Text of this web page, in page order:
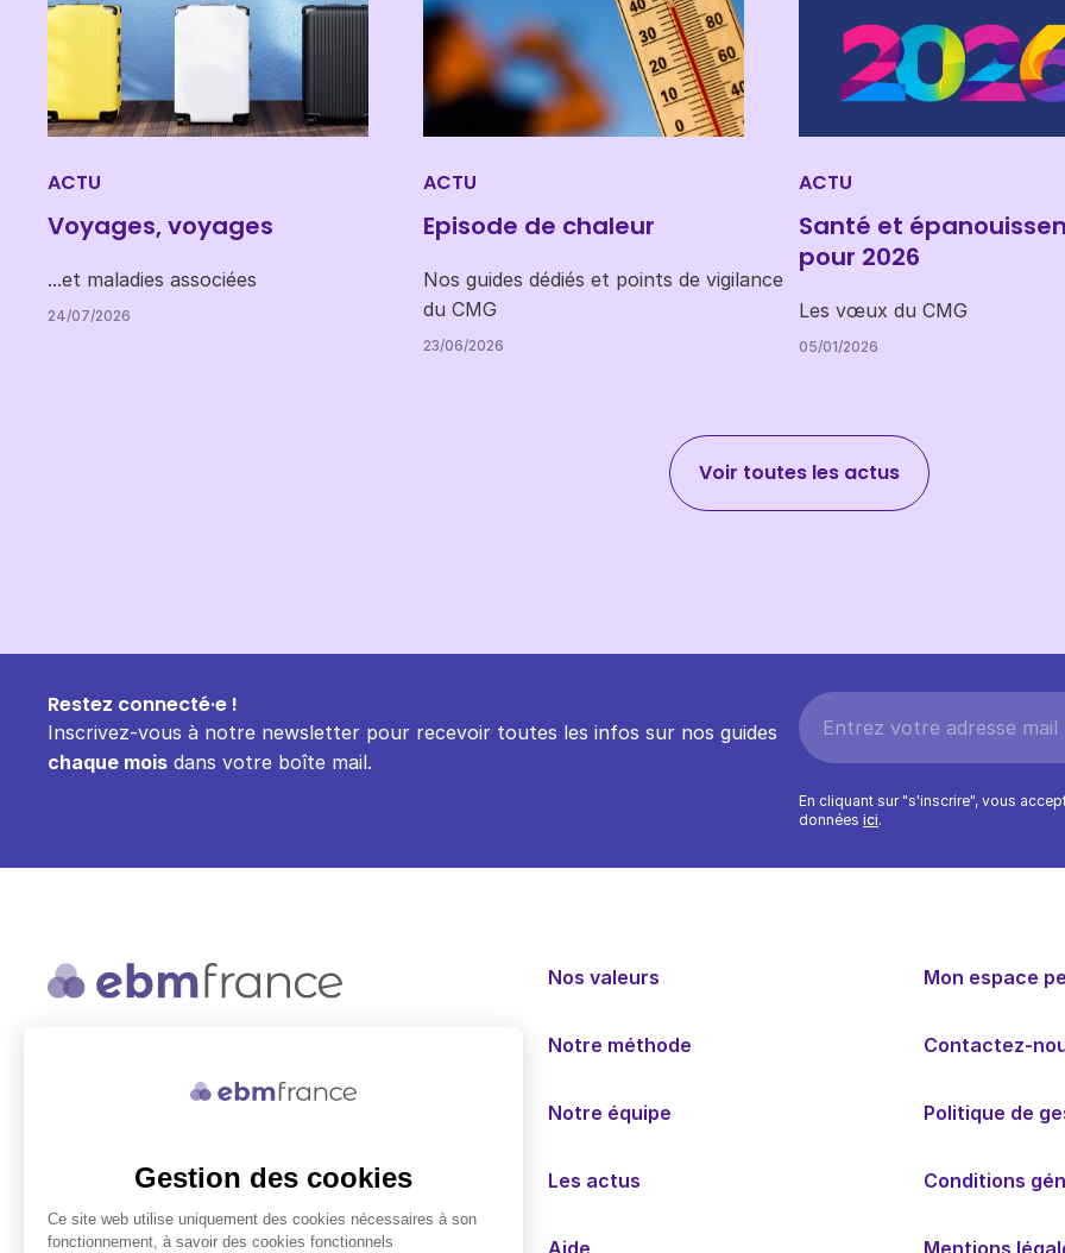
ACTU
Voyages, voyages
...et maladies associées
24/07/2026
ACTU
Episode de chaleur
Nos guides dédiés et points de vigilance
du CMG
23/06/2026
ACTU
Santé et
pour 2026
Les vœux du CMG
05/01/2026
Voir toutes les actus
Restez connecté·e !
Inscrivez-vous à notre newsletter pour recevoir toutes les infos sur nos guides
chaque mois dans votre boîte mail.
En cliquant sur "s'inscrire", vous
données ici.
connaissances médicales gratuite
adaptée à la pratique de la médecine
Nos valeurs
Notre méthode
Notre équipe
Les actus
Aide
Mon espace
Contactez-
Politique de
Conditions
Mentions